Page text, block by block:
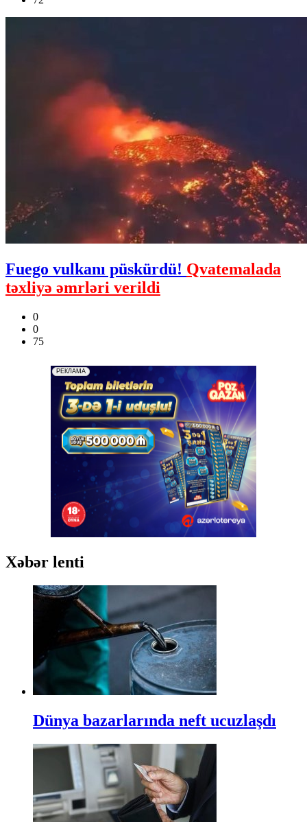
Fuego vulkanı püskürdü! Qvatemalada
təxliyə əmrləri verildi
0
0
75
Xəbər lenti
Dünya bazarlarında neft ucuzlaşdı